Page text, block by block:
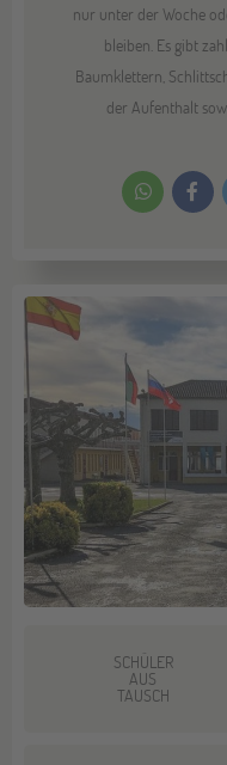
nur unter der Woche
bleiben. Es gibt
Baumklettern,
der Aufenthalt
SCHÜLER
AUS
TAUSCH